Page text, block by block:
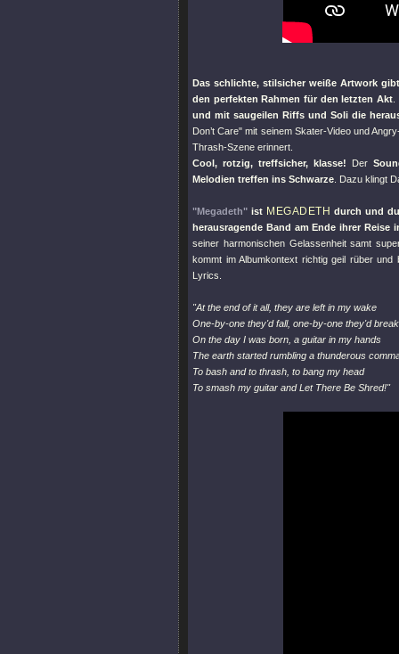
Das schlichte, stilsicher weiße Artwork
den perfekten Rahmen für den letzten Akt.
und mit saugeilen Riffs und Soli die
Don’t Care" mit seinem Skater-Video und
Thrash-Szene erinnert.
Cool, rotzig, treffsicher, klasse! Der
Melodien treffen ins Schwarze . Dazu klingt
"Megadeth" ist MEGADETH durch und
herausragende Band am Ende ihrer Reise
seiner harmonischen Gelassenheit samt
kommt im Albumkontext richtig geil rüber
Lyrics.
"At the end of it all, they are left in my wake
One-by-one they'd fall, one-by-one they'd break
On the day I was born, a guitar in my hands
The earth started rumbling a thunderous
To bash and to thrash, to bang my head
To smash my guitar and Let There Be Shred!"